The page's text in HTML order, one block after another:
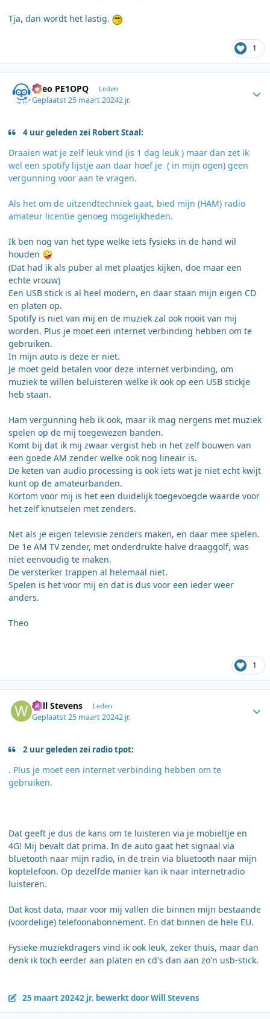
Tja, dan wordt het lastig.
1
Theo PE1OPQ Leden
Geplaatst25 maart 20242 jr.
4 uur geleden zei Robert Staal:
Draaien wat je zelf leuk vind (is 1 dag leuk ) maar dan zet ik
wel een spotify lijstje aan daar hoef je ( in mijn ogen) geen
vergunning voor aan te vragen.
Als het om de uitzendtechniek gaat, bied mijn (HAM) radio
amateur licentie genoeg mogelijkheden.
Ik ben nog van het type welke iets fysieks in de hand wil
houden 🤪
(Dat had ik als puber al met plaatjes kijken, doe maar een
echte vrouw)
Een USB stick is al heel modern, en daar staan mijn eigen CD
en platen op.
Spotify is niet van mij en de muziek zal ook nooit van mij
worden. Plus je moet een internet verbinding hebben om te
gebruiken.
In mijn auto is deze er niet.
Je moet geld betalen voor deze internet verbinding, om
muziek te willen beluisteren welke ik ook op een USB stickje
heb staan.
Ham vergunning heb ik ook, maar ik mag nergens met muziek
spelen op de mij toegewezen banden.
Komt bij dat ik mij zwaar vergist heb in het zelf bouwen van
een goede AM zender welke ook nog lineair is.
De keten van audio processing is ook iets wat je niet echt kwijt
kunt op de amateurbanden.
Kortom voor mij is het een duidelijk toegevoegde waarde voor
het zelf knutselen met zenders.
Net als je eigen televisie zenders maken, en daar mee spelen.
De 1e AM TV zender, met onderdrukte halve draaggolf, was
niet eenvoudig te maken.
De versterker trappen al helemaal niet.
Spelen is het voor mij en dat is dus voor een ieder weer
anders.
Theo
1
Will Stevens Leden
Geplaatst25 maart 20242 jr.
2 uur geleden zei radio tpot:
. Plus je moet een internet verbinding hebben om te
gebruiken.
Dat geeft je dus de kans om te luisteren via je mobieltje en
4G! Mij bevalt dat prima. In de auto gaat het signaal via
bluetooth naar mijn radio, in de trein via bluetooth naar mijn
koptelefoon. Op dezelfde manier kan ik naar internetradio
luisteren.
Dat kost data, maar voor mij vallen die binnen mijn bestaande
(voordelige) telefoonabonnement. En dat binnen de hele EU.
Fysieke muziekdragers vind ik ook leuk, zeker thuis, maar dan
denk ik toch eerder aan platen en cd's dan aan zo'n usb-stick.
25 maart 20242 jr. bewerkt door Will Stevens